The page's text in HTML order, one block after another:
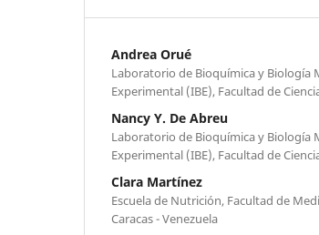
Andrea Orué
Laboratorio de Bioquímica y Biología
Experimental (IBE), Facultad de
Nancy Y. De Abreu
Laboratorio de Bioquímica y Biología
Experimental (IBE), Facultad de
Clara Martínez
Escuela de Nutrición, Facultad de
Caracas - Venezuela